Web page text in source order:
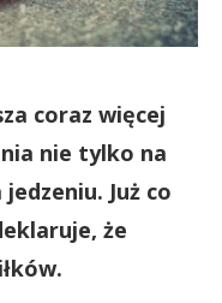
coraz więcej
nie tylko na
Już co
że